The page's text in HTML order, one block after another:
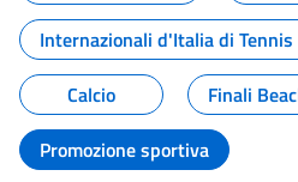
Internazionali d'Italia di
Calcio
Finali
Promozione sportiva